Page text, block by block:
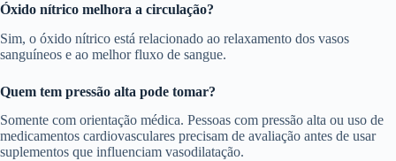
Óxido nítrico melhora a circulação?
Sim, o óxido nítrico está relacionado ao relaxamento dos vasos
sanguíneos e ao melhor fluxo de sangue.
Quem tem pressão alta pode tomar?
Somente com orientação médica. Pessoas com pressão alta ou uso de
medicamentos cardiovasculares precisam de avaliação antes de usar
suplementos que influenciam vasodilatação.